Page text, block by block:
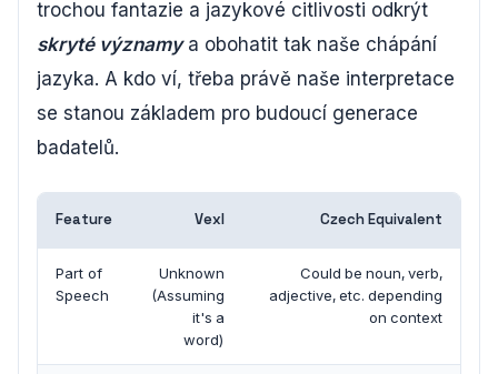
trochou fantazie a jazykové citlivosti odkrýt
skryté významya obohatit tak naše chápání
jazyka. A kdo ví, třeba právě naše interpretace
se stanou základem pro budoucí generace
badatelů.
Feature Vexl Czech Equivalent
Part of
Speech
Unknown
(Assuming
it's a
word)
Could be noun, verb,
adjective, etc. depending
on context